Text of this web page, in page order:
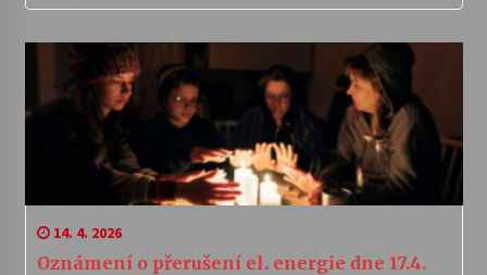
14. 4. 2026
Oznámení o přerušení el. energie dne 17.4.